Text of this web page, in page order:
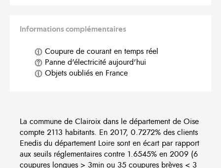
Informations complémentaires
Coupure de courant en temps réel
Panne d'électricité aujourd'hui
Objets oubliés en France
La commune de Clairoix dans le département de Oise
compte 2113 habitants. En 2017, 0.7272% des clients
Enedis du département Loire sont en écart par rapport
aux seuils réglementaires contre 1.6545% en 2009 (6
coupures longues > 3min ou 35 coupures brèves < 3